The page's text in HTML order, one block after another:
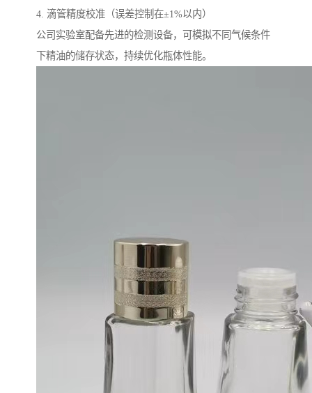
4. 滴管精度校准（误差控制在±1%以内）
公司实验室配备先进的检测设备，可模拟不同气候条件
下精油的储存状态，持续优化瓶体性能。